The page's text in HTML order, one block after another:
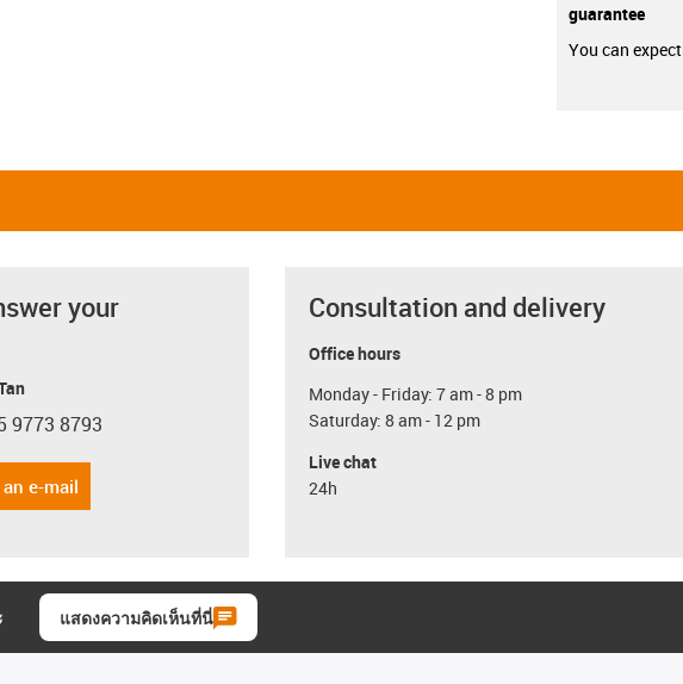
guarantee
You can
your
phone
9773 8793
e-mail
Consultation and delivery
Office hours
Monday - Friday: 7 am - 8 pm
Saturday: 8 am - 12 pm
Live chat
24h
แสดงความคิดเห็นที่นี่